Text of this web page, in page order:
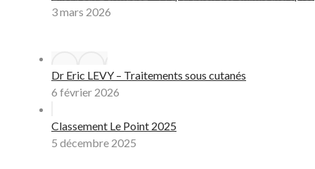
3 mars 2026
Dr Eric LEVY – Traitements sous cutanés
6 février 2026
Classement Le Point 2025
5 décembre 2025